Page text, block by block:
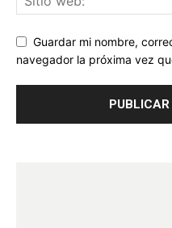
Guardar mi nombre,
navegador la próxima vez